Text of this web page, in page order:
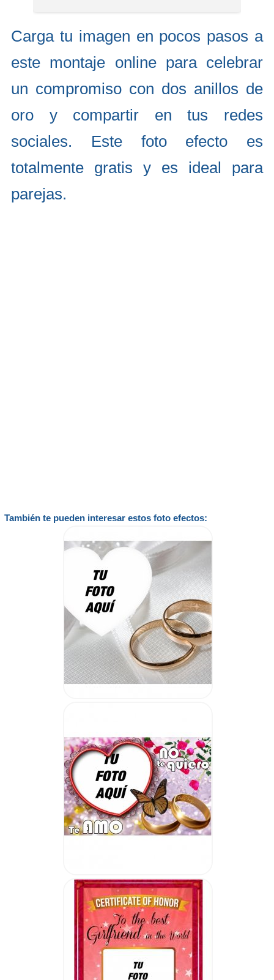
Carga tu imagen en pocos pasos a
este montaje online para celebrar
un compromiso con dos anillos de
oro y compartir en tus redes
sociales. Este foto efecto es
totalmente gratis y es ideal para
parejas.
También te pueden interesar estos foto efectos: